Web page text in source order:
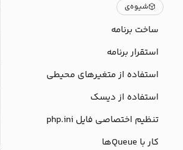
شیوه‌ی
ساخت برنامه
استقرار برنامه
استفاده از متغیرهای محیطی
استفاده از دیسک
تنظیم اختصاصی فایل php.ini
کار با Queueها